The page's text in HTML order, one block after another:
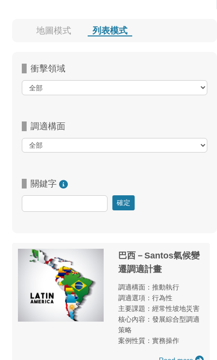
地圖模式 列表模式
衝擊領域
調適構面
關鍵字
巴西－Santos氣候變
遷調適計畫
調適構面：推動執行
調適選項：行為性
主要課題：經常性坡地災害
核心內容：發展綜合型調適
策略
案例性質：實務操作